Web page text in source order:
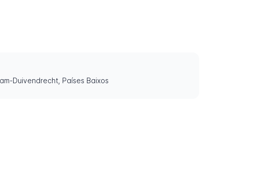
Duivendrecht, Países Baixos